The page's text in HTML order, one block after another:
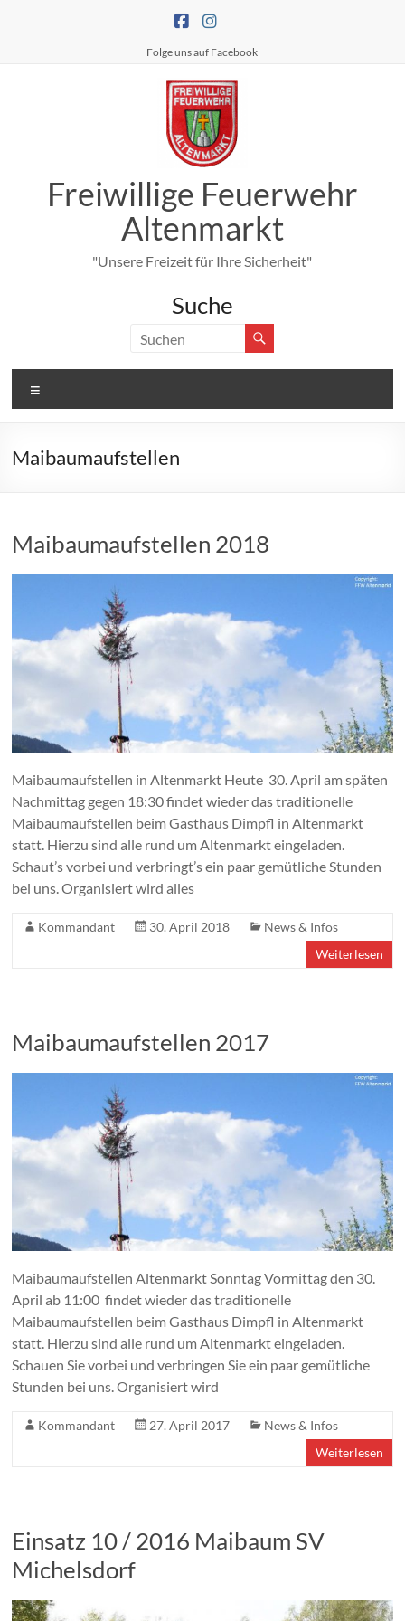
Folge uns auf Facebook
Freiwillige Feuerwehr
Altenmarkt
"Unsere Freizeit für Ihre Sicherheit"
Suche
Maibaumaufstellen
Maibaumaufstellen 2018
Maibaumaufstellen in Altenmarkt Heute 30. April am späten
Nachmittag gegen 18:30 findet wieder das traditionelle
Maibaumaufstellen beim Gasthaus Dimpfl in Altenmarkt
statt. Hierzu sind alle rund um Altenmarkt eingeladen.
Schaut’s vorbei und verbringt’s ein paar gemütliche Stunden
bei uns. Organisiert wird alles
Kommandant 30. April 2018
News & Infos
Weiterlesen
Maibaumaufstellen 2017
Maibaumaufstellen Altenmarkt Sonntag Vormittag den 30.
April ab 11:00 findet wieder das traditionelle
Maibaumaufstellen beim Gasthaus Dimpfl in Altenmarkt
statt. Hierzu sind alle rund um Altenmarkt eingeladen.
Schauen Sie vorbei und verbringen Sie ein paar gemütliche
Stunden bei uns. Organisiert wird
Kommandant 27. April 2017
News & Infos
Weiterlesen
Einsatz 10 / 2016 Maibaum SV
Michelsdorf